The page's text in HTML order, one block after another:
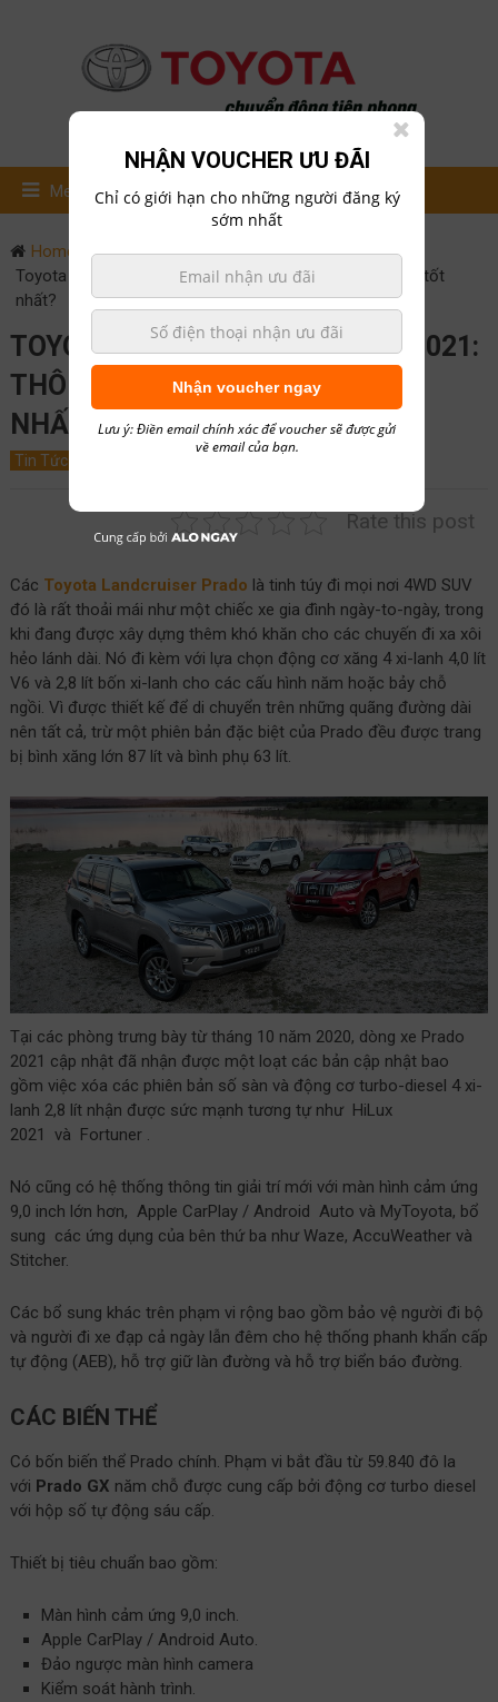
Menu
Home
Tin Tức
Toyota LandCruiser Prado 2021: Thông số kỹ thuật nào tốt
nhất?
TOYOTA LANDCRUISER PRADO 2021:
THÔNG SỐ KỸ THUẬT NÀO TỐT
NHẤT?
Tin Tức
Rate this post
Các Toyota Landcruiser Prado là tinh túy đi mọi nơi 4WD SUV
đó là rất thoải mái như một chiếc xe gia đình ngày-to-ngày, trong
khi đang được xây dựng thêm khó khăn cho các chuyến đi xa xôi
hẻo lánh dài. Nó đi kèm với lựa chọn động cơ xăng 4 xi-lanh 4,0 lít
V6 và 2,8 lít bốn xi-lanh cho các cấu hình năm hoặc bảy chỗ
ngồi. Vì được thiết kế để di chuyển trên những quãng đường dài
nên tất cả, trừ một phiên bản đặc biệt của Prado đều được trang
bị bình xăng lớn 87 lít và bình phụ 63 lít.
Tại các phòng trưng bày từ tháng 10 năm 2020, dòng xe Prado
2021 cập nhật đã nhận được một loạt các bản cập nhật bao
gồm việc xóa các phiên bản số sàn và động cơ turbo-diesel 4 xi-
lanh 2,8 lít nhận được sức mạnh tương tự như HiLux
2021 và Fortuner .
Nó cũng có hệ thống thông tin giải trí mới với màn hình cảm ứng
9,0 inch lớn hơn, Apple CarPlay / Android Auto và MyToyota, bổ
sung các ứng dụng của bên thứ ba như Waze, AccuWeather và
Stitcher.
Các bổ sung khác trên phạm vi rộng bao gồm bảo vệ người đi bộ
và người đi xe đạp cả ngày lẫn đêm cho hệ thống phanh khẩn cấp
tự động (AEB), hỗ trợ giữ làn đường và hỗ trợ biển báo đường.
CÁC BIẾN THỂ
Có bốn biến thể Prado chính. Phạm vi bắt đầu từ 59.840 đô la
với Prado GX năm chỗ được cung cấp bởi động cơ turbo diesel
với hộp số tự động sáu cấp.
Thiết bị tiêu chuẩn bao gồm:
Màn hình cảm ứng 9,0 inch.
Apple CarPlay / Android Auto.
Đảo ngược màn hình camera
Kiểm soát hành trình.
NHẬN VOUCHER ƯU ĐÃI
Chỉ có giới hạn cho những người đăng ký
sớm nhất
Nhận voucher ngay
Lưu ý: Điền email chính xác để voucher sẽ được gửi
về email của bạn.